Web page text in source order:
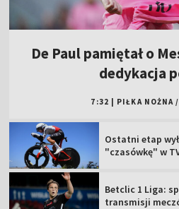
De Paul pamiętał o
dedykacja
7:32 PIŁKA NOŻNA /
Ostatni etap
"czasówkę" w
Betclic 1 Liga:
transmisji